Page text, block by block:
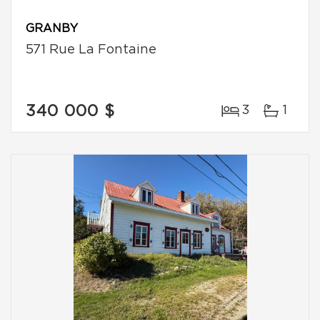
GRANBY
571 Rue La Fontaine
340 000 $ 3 1